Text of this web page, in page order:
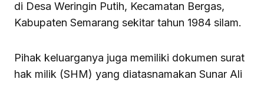
di Desa Weringin Putih, Kecamatan Bergas,
Kabupaten Semarang sekitar tahun 1984 silam.
Pihak keluarganya juga memiliki dokumen surat
hak milik (SHM) yang diatasnamakan Sunar Ali